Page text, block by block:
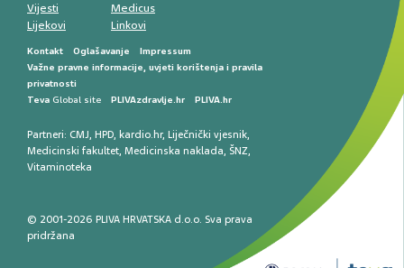
Vijesti
Lijekovi
Medicus
Linkovi
Kontakt Oglašavanje
Impressum
Važne pravne informacije, uvjeti korištenja i pravila
privatnosti
Teva Global site PLIVAzdravlje.hr PLIVA.hr
Partneri: CMJ, HPD, kardio.hr, Liječnički vjesnik,
Medicinski fakultet, Medicinska naklada, ŠNZ,
Vitaminoteka
© 2001-2026 PLIVA HRVATSKA d.o.o. Sva prava
pridržana